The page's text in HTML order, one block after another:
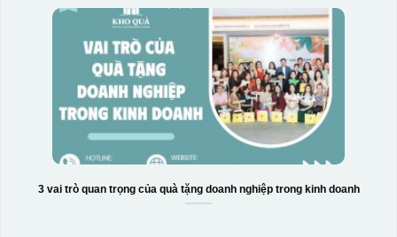
3 vai trò quan trọng của quà tặng doanh nghiệp trong kinh doanh